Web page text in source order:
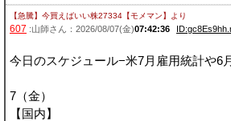
【急騰】今買えばいい株27334【モメマン】 より
607 :山師さん：2026/08/07(金)07:42:36
今日のスケジュール−米7月雇用統計や6
7（金）
【国内】